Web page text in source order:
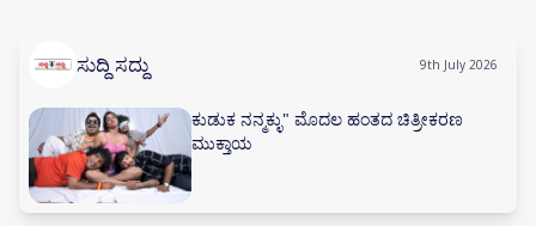
ಸುದ್ದಿ ಸದ್ದು 9th July 2026
ಕುಡುಕ ನನ್ಮಕ್ಳು" ಮೊದಲ ಹಂತದ ಚಿತ್ರೀಕರಣ
ಮುಕ್ತಾಯ